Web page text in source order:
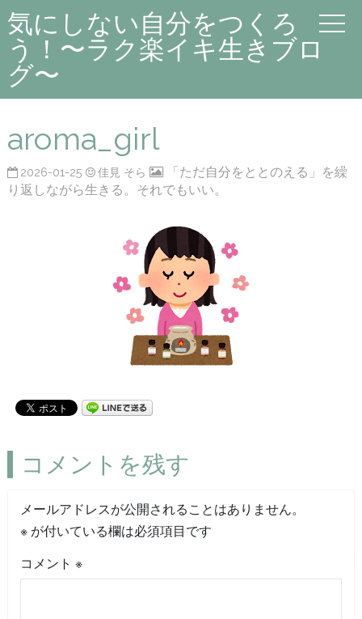
気にしない自分をつくろ
う！〜ラク楽イキ生きブロ
グ〜
aroma_girl
2026-01-25 佳見 そら
「ただ自分をととのえる」を繰
り返しながら生きる。それでもいい。
コメントを残す
メールアドレスが公開されることはありません。
※が付いている欄は必須項目です
コメント ※